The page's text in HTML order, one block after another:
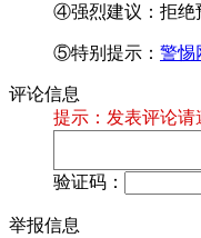
④强烈建议：拒绝
⑤特别提示： 警惕
评论信息
提示：发表评论
验证码：
举报信息